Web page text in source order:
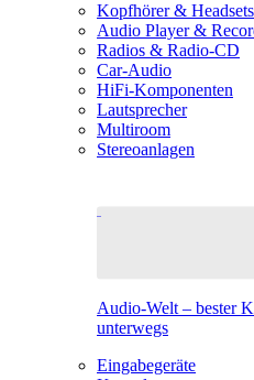
Kopfhörer & Headsets
Audio Player &
Radios & Radio-CD
Car-Audio
HiFi-Komponenten
Lautsprecher
Multiroom
Stereoanlagen
Audio-Welt – bester
unterwegs
Eingabegeräte